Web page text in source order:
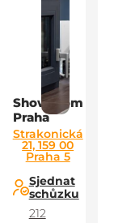
Showroom
Praha
Strakonická
21, 159 00
Praha 5
Sjednat
schůzku
212